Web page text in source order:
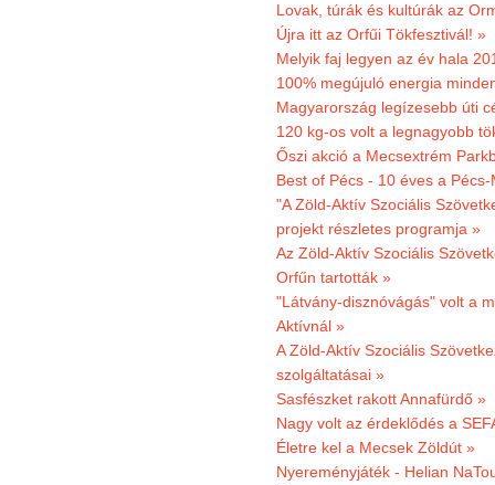
Lovak, túrák és kultúrák az
Újra itt az Orfűi Tökfesztivál! »
Melyik faj legyen az év hala
100% megújuló energia
Magyarország legízesebb úti
120 kg-os volt a legnagyobb
Őszi akció a Mecsextrém
Best of Pécs - 10 éves a
"A Zöld-Aktív Szociális
projekt részletes programja »
Az Zöld-Aktív Szociális
Orfűn tartották »
"Látvány-disznóvágás" volt a
Aktívnál »
A Zöld-Aktív Szociális
szolgáltatásai »
Sasfészket rakott Annafürdő »
Nagy volt az érdeklődés a
Életre kel a Mecsek Zöldút »
Nyereményjáték - Helian